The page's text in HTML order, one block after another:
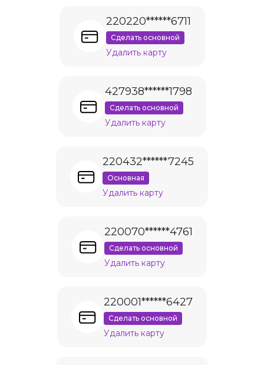
220220******6711
Сделать основной
Удалить карту
427938******1798
Сделать основной
Удалить карту
220432******7245
Основная
Удалить карту
220070******4761
Сделать основной
Удалить карту
220001******6427
Сделать основной
Удалить карту